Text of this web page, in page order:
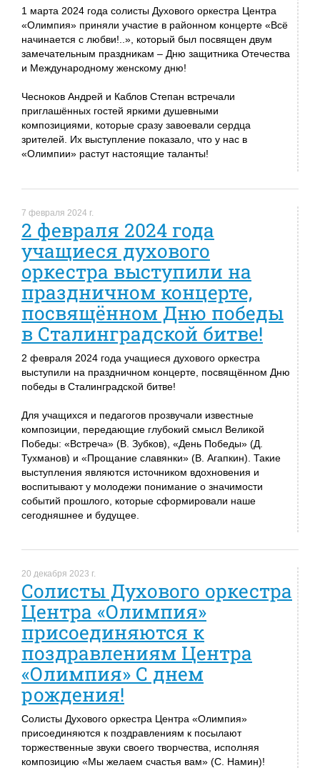
1 марта 2024 года солисты Духового оркестра Центра
«Олимпия» приняли участие в районном концерте «Всё
начинается с любви!..», который был посвящен двум
замечательным праздникам – Дню защитника Отечества
и Международному женскому дню!
Чесноков Андрей и Каблов Степан встречали
приглашённых гостей яркими душевными
композициями, которые сразу завоевали сердца
зрителей. Их выступление показало, что у нас в
«Олимпии» растут настоящие таланты!
7 февраля 2024 г.
2 февраля 2024 года
учащиеся духового
оркестра выступили на
праздничном концерте,
посвящённом Дню победы
в Сталинградской битве!
2 февраля 2024 года учащиеся духового оркестра
выступили на праздничном концерте, посвящённом Дню
победы в Сталинградской битве!
Для учащихся и педагогов прозвучали известные
композиции, передающие глубокий смысл Великой
Победы: «Встреча» (В. Зубков), «День Победы» (Д.
Тухманов) и «Прощание славянки» (В. Агапкин). Такие
выступления являются источником вдохновения и
воспитывают у молодежи понимание о значимости
событий прошлого, которые сформировали наше
сегодняшнее и будущее.
20 декабря 2023 г.
Солисты Духового оркестра
Центра «Олимпия»
присоединяются к
поздравлениям Центра
«Олимпия» С днем
рождения!
Солисты Духового оркестра Центра «Олимпия»
присоединяются к поздравлениям к посылают
торжественные звуки своего творчества, исполняя
композицию «Мы желаем счастья вам» (С. Намин)!